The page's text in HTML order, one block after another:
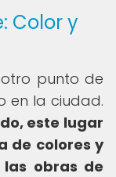
Color y
otro punto de
en la ciudad.
este lugar
de colores y
obras de